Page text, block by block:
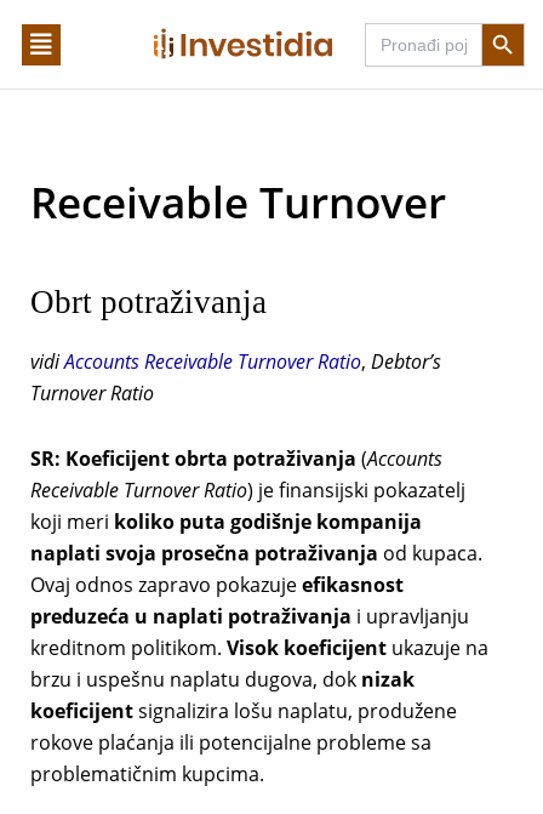
Search
for:
Search
Receivable Turnover
Obrt potraživanja
vidiAccounts Receivable Turnover Ratio, Debtor’s
Turnover Ratio
SR: Koeficijent obrta potraživanja (Accounts
Receivable Turnover Ratio) je finansijski pokazatelj
koji meri koliko puta godišnje kompanija
naplati svoja prosečna potraživanja od kupaca.
Ovaj odnos zapravo pokazujeefikasnost
preduzeća u naplati potraživanja i upravljanju
kreditnom politikom. Visok koeficijentukazuje na
brzu i uspešnu naplatu dugova, dok nizak
koeficijentsignalizira lošu naplatu, produžene
rokove plaćanja ili potencijalne probleme sa
problematičnim kupcima.